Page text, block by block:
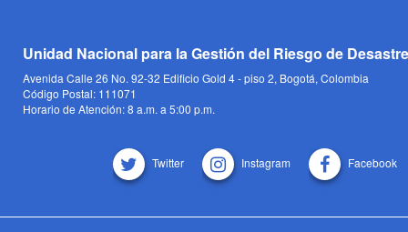
Unidad Nacional para la Gestión del Riesgo de
Avenida Calle 26 No. 92-32 Edificio Gold 4 - piso 2, Bogotá, Colombia
Código Postal: 111071
Horario de Atención: 8 a.m. a 5:00 p.m.
Twitter Instagram Facebook